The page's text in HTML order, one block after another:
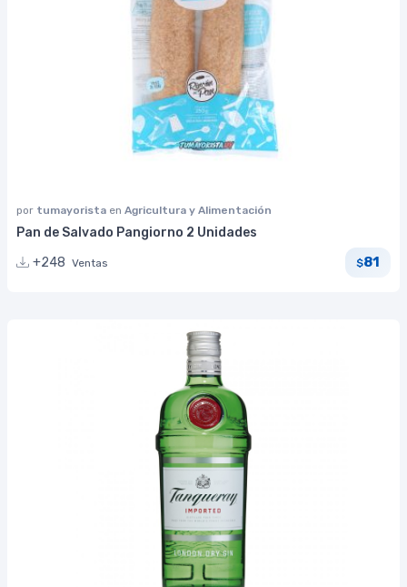
por tumayorista en Agricultura y Alimentación
Pan de Salvado Pangiorno 2 Unidades
+248 Ventas $81